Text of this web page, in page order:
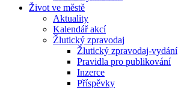
Život ve městě
Aktuality
Kalendář akcí
Žlutický zpravodaj
Žlutický zpravodaj-vydání
Pravidla pro publikování
Inzerce
Příspěvky